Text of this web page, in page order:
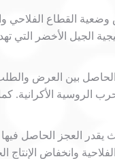
التي عقدها السيد رئيس الغرفة الفلاحية لجهة سوس ماسة،
الجيل الأخضر
بين العرض
الروسية الأكرانية.
وانخفاض